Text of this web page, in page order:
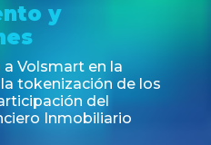
y
a Volsmart en la
tokenización de los
del
Inmobiliario